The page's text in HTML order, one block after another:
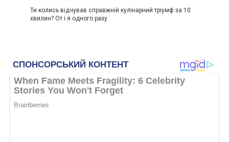
Ти колись відчував справжній кулінарний тріумф за 10
хвилин? От і я одного разу